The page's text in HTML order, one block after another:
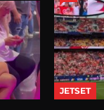
JETSET